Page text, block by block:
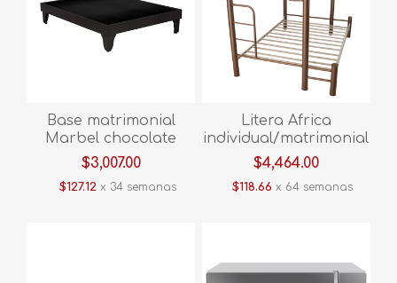
Base matrimonial
Marbel chocolate
$3,007.00
$127.12 x 34 semanas
Litera Africa
individual/matrimonial
cafe
$4,464.00
$118.66 x 64 semanas